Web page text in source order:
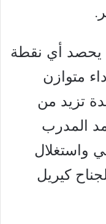
يحصد أي نقطة
متوازن
تزيد من
المدرب
واستغلال
كيريل